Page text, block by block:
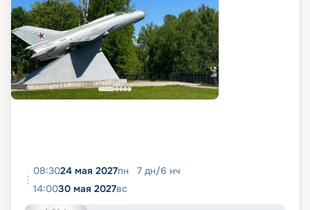
08:3024 мая 2027пн 7 дн/6 нч
14:0030 мая 2027вс